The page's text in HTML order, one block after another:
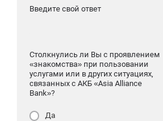
Введите свой ответ
Столкнулись ли Вы с проявлением
«знакомства» при пользовании
услугами или в других ситуациях,
связанных с АКБ «Asia Alliance
Bank»?
Да